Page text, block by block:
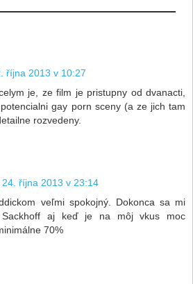
října 2013 v 10:27
je, ze film je pristupny od dvanacti,
gay porn sceny (a ze jich tam
rozvedeny.
24. října 2013 v 23:14
veľmi spokojný. Dokonca sa mi
aj keď je na môj vkus moc
70%